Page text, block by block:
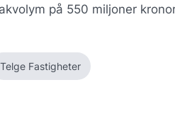
på 550 miljoner
Telge Fastigheter